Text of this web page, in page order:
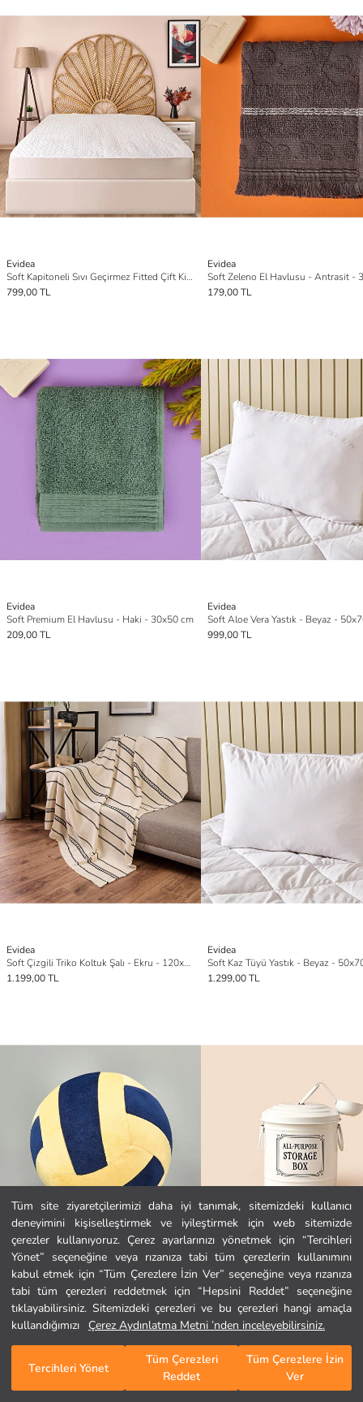
Tüm site ziyaretçilerimizi daha iyi tanımak, sitemizdeki kullanıcı
deneyimini kişiselleştirmek ve iyileştirmek için web sitemizde
çerezler kullanıyoruz. Çerez ayarlarınızı yönetmek için “Tercihleri
Yönet” seçeneğine veya rızanıza tabi tüm çerezlerin kullanımını
kabul etmek için “Tüm Çerezlere İzin Ver” seçeneğine veya rızanıza
tabi tüm çerezleri reddetmek için “Hepsini Reddet” seçeneğine
tıklayabilirsiniz. Sitemizdeki çerezleri ve bu çerezleri hangi amaçla
kullandığımızı
Çerez Aydınlatma Metni ’nden inceleyebilirsiniz.
Tercihleri Yönet
Tüm Çerezleri
Reddet
Tüm Çerezlere İzin
Ver
Ana Sayfa
Kategoriler
Sepetim
Evidea
Soft Kapitoneli Sıvı Geçirmez Fitted Çift Kişilik Alez - Beyaz - 160x200 cm
799,00 TL
Evidea
179,00 TL
Evidea
Soft Premium El Havlusu - Haki - 30x50 cm
209,00 TL
Evidea
Soft Aloe Vera Yastık - Beyaz -
999,00 TL
Evidea
Soft Çizgili Triko Koltuk Şalı - Ekru - 120x160 cm
1.199,00 TL
Evidea
Soft Kaz Tüyü Yastık - Beyaz -
1.299,00 TL
Evidea
Soft Voleybol Topu Figürlü Yastık - Lacivert / Sarı - 20 cm
309,00 TL
Evidea
799,00 TL /